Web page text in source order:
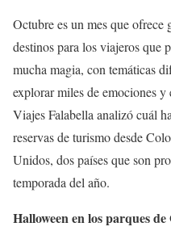
Octubre es un mes que
destinos para los viajeros que
mucha magia, con temáticas
explorar miles de emociones y
Viajes Falabella analizó cuál
reservas de turismo desde
Unidos, dos países que son
temporada del año.
Halloween en los parques